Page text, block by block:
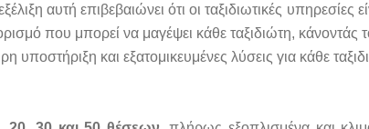
αυτή επιβεβαιώνει ότι οι ταξιδιωτικές υπηρεσίες
που μπορεί να μαγέψει κάθε ταξιδιώτη, κάνοντάς
και εξατομικευμένες λύσεις για κάθε